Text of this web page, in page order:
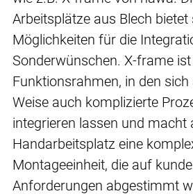
Arbeitsplätze aus Blech bietet
Möglichkeiten für die
Sonderwünschen. X-frame ist
Funktionsrahmen, in den
Weise auch komplizierte
integrieren lassen und macht
Handarbeitsplatz eine
Montageeinheit, die auf
Anforderungen abgestimmt